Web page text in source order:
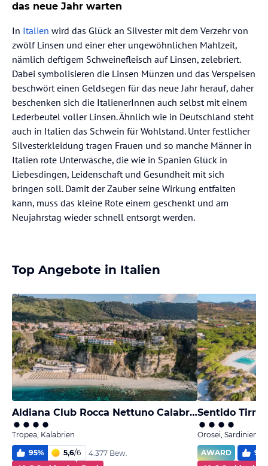
das neue Jahr warten
In Italien wird das Glück an Silvester mit dem Verzehr von
zwölf Linsen und einer eher ungewöhnlichen Mahlzeit,
nämlich deftigem Schweinefleisch auf Linsen, zelebriert.
Dabei symbolisieren die Linsen Münzen und das Verspeisen
beschwört einen Geldsegen für das neue Jahr herauf, daher
beschenken sich die ItalienerInnen auch selbst mit einem
Lederbeutel voller Linsen. Ähnlich wie in Deutschland steht
auch in Italien das Schwein für Wohlstand. Unter festlicher
Silvesterkleidung tragen Frauen und so manche Männer in
Italien rote Unterwäsche, die wie in Spanien Glück in
Liebesdingen, Leidenschaft und Gesundheit mit sich
bringen soll. Damit der Zauber seine Wirkung entfalten
kann, muss das kleine Rote einem geschenkt und am
Neujahrstag wieder schnell entsorgt werden.
Top Angebote in Italien
Aldiana Club Rocca Nettuno Calabria
Tropea, Kalabrien
95% 5,6/6
4.377 Bew.
Sentido
Orosei, Sardinien
AWARD
90